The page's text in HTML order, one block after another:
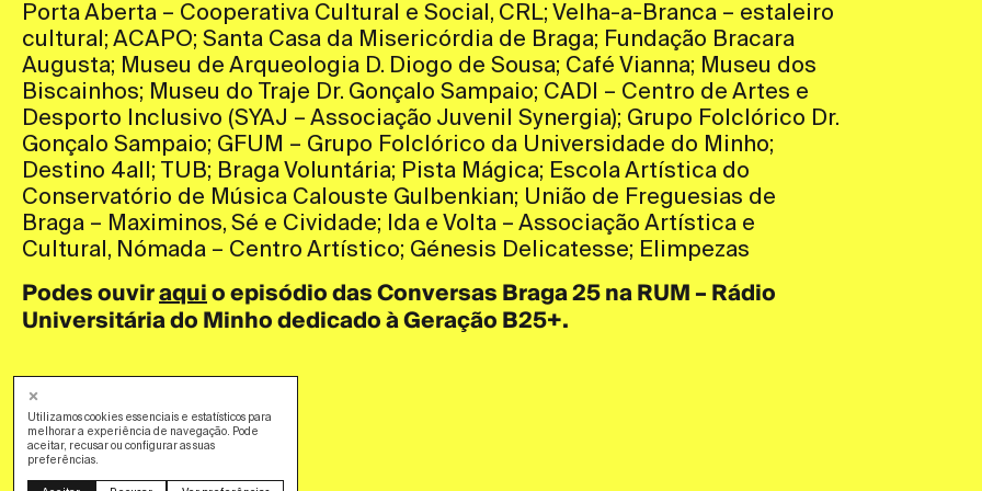
Utilizamos cookies essenciais e estatísticos para
melhorar a experiência de navegação. Pode
aceitar, recusar ou configurar as suas
preferências.
Porta Aberta – Cooperativa Cultural e Social, CRL; Velha-a-Branca – estaleiro
cultural; ACAPO; Santa Casa da Misericórdia de Braga; Fundação Bracara
Augusta; Museu de Arqueologia D. Diogo de Sousa; Café Vianna; Museu dos
Biscainhos; Museu do Traje Dr. Gonçalo Sampaio; CADI – Centro de Artes e
Desporto Inclusivo (SYAJ – Associação Juvenil Synergia); Grupo Folclórico Dr.
Gonçalo Sampaio; GFUM – Grupo Folclórico da Universidade do Minho;
Destino 4all; TUB; Braga Voluntária; Pista Mágica; Escola Artística do
Conservatório de Música Calouste Gulbenkian; União de Freguesias de
Braga – Maximinos, Sé e Cividade; Ida e Volta – Associação Artística e
Cultural, Nómada – Centro Artístico; Génesis Delicatesse; Elimpezas
Podes ouviraquio episódio das Conversas Braga 25 na RUM – Rádio
Universitária do Minho dedicado à Geração B25+.